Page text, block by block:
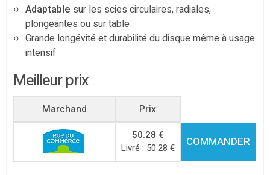
Adaptable sur les scies circulaires, radiales,
plongeantes ou sur table
Grande longévité et durabilité du disque même à usage
intensif
Meilleur prix
Marchand Prix
50.28 €
Livré : 50.28 €
COMMANDER